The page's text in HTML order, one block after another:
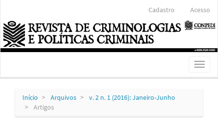
Conteúdo
principal
Barra
Lateral
Cadastro Acesso
Toggle
Início Arquivos
v. 2 n. 1 (2016): Janeiro-Junho
Artigos